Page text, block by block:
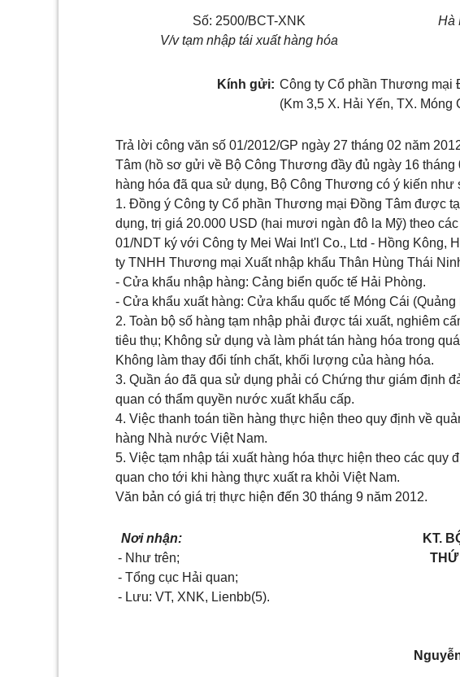
Số: 2500/BCT-XNK
V/v tạm nhập tái xuất hàng hóa
Hà
Kính gửi: Công ty Cổ phần Thương mại
(Km 3,5 X. Hải Yến, TX. Móng
Trả lời công văn số 01/2012/GP ngày 27 tháng 02 năm
Tâm (hồ sơ gửi về Bộ Công Thương đầy đủ ngày 16 tháng
hàng hóa đã qua sử dụng, Bộ Công Thương có ý kiến như
1. Đồng ý Công ty Cổ phần Thương mại Đồng Tâm được
dụng, trị giá 20.000 USD (hai mươi ngàn đô la Mỹ) theo
01/NDT ký với Công ty Mei Wai Int'l Co., Ltd - Hồng Kông,
ty TNHH Thương mại Xuất nhập khẩu Thân Hùng Thái
- Cửa khẩu nhập hàng: Cảng biển quốc tế Hải Phòng.
- Cửa khẩu xuất hàng: Cửa khẩu quốc tế Móng Cái (Quảng
2. Toàn bộ số hàng tạm nhập phải được tái xuất, nghiêm
tiêu thụ; Không sử dụng và làm phát tán hàng hóa trong
Không làm thay đổi tính chất, khối lượng của hàng hóa.
3. Quần áo đã qua sử dụng phải có Chứng thư giám định
quan có thẩm quyền nước xuất khẩu cấp.
4. Việc thanh toán tiền hàng thực hiện theo quy định về
hàng Nhà nước Việt Nam.
5. Việc tạm nhập tái xuất hàng hóa thực hiện theo các quy
quan cho tới khi hàng thực xuất ra khỏi Việt Nam.
Văn bản có giá trị thực hiện đến 30 tháng 9 năm 2012.
Nơi nhận:
- Như trên;
- Tổng cục Hải quan;
- Lưu: VT, XNK, Lienbb(5).
KT.